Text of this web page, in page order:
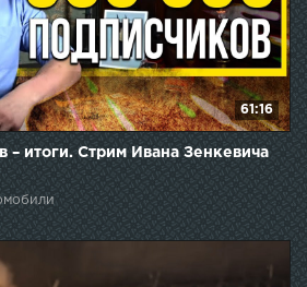
61:16
– итоги. Стрим Ивана Зенкевича